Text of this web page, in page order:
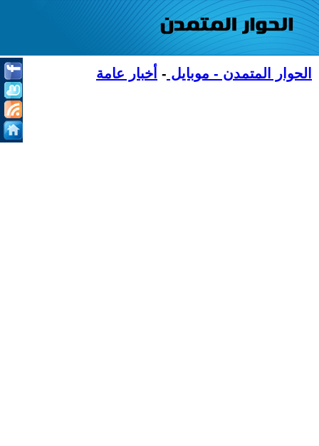
الحوار المتمدن - موبايل - أخبار عامة